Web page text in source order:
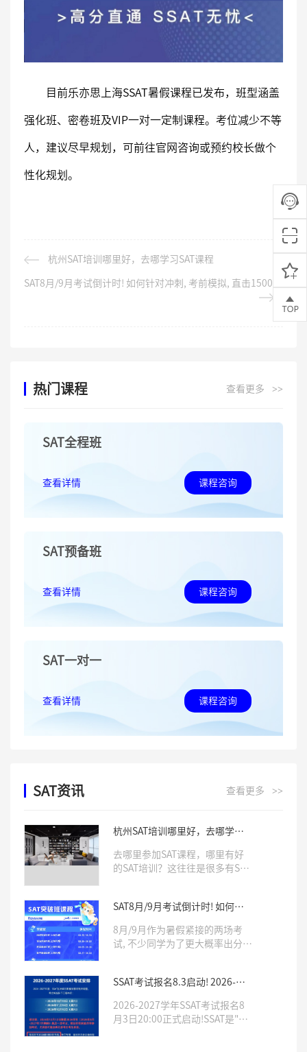
目前乐亦思上海SSAT暑假课程已发布，班型涵盖
强化班、密卷班及VIP一对一定制课程。考位减少不等
人，建议尽早规划，可前往官网咨询或预约校长做个
性化规划。
杭州SAT培训哪里好，去哪学习SAT课程
SAT8月/9月考试倒计时! 如何针对冲刺, 考前模拟, 直击1500+?
热门课程 查看更多 >>
SAT全程班
查看详情 课程咨询
SAT预备班
查看详情 课程咨询
SAT一对一
查看详情 课程咨询
SAT资讯 查看更多 >>
杭州SAT培训哪里好，去哪学习
去哪里参加SAT课程，哪里有好
的SAT培训？这往往是很多有SAT
训机构，往往会对学生SAT成绩
有非常大的影响。那么杭州哪里
有好的SAT培训呢，Roys乐亦思
是你不错的选择。
SAT8月/9月考试倒计时! 如何针
8月/9月作为暑假紧接的两场考
试, 不少同学为了更大概率出分,
班」帮你单项突破, 用最真实的模
考, 帮你打造考场上最稳定的发
SSAT考试报名8.3启动! 2026-
好！
2026-2027学年SSAT考试报名8
月3日20:00正式启动!SSAT是"美